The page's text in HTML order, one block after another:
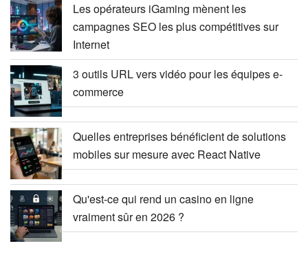
Les opérateurs iGaming mènent les
campagnes SEO les plus compétitives sur
Internet
3 outils URL vers vidéo pour les équipes e-
commerce
Quelles entreprises bénéficient de solutions
mobiles sur mesure avec React Native
Qu'est-ce qui rend un casino en ligne
vraiment sûr en 2026 ?